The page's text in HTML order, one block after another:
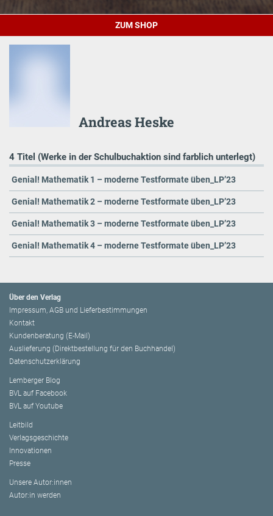
ZUM SHOP
Andreas Heske
4 Titel (Werke in der Schulbuchaktion sind farblich unterlegt)
Genial! Mathematik 1 – moderne Testformate üben_LP’23
Genial! Mathematik 2 – moderne Testformate üben_LP’23
Genial! Mathematik 3 – moderne Testformate üben_LP’23
Genial! Mathematik 4 – moderne Testformate üben_LP’23
Über den Verlag
Impressum, AGB und Lieferbestimmungen
Kontakt
Kundenberatung (E-Mail)
Auslieferung (Direktbestellung für den Buchhandel)
Datenschutzerklärung
Lemberger Blog
BVL auf Facebook
BVL auf Youtube
Leitbild
Verlagsgeschichte
Innovationen
Presse
Unsere Autor:innen
Autor:in werden